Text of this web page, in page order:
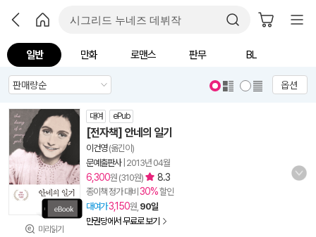
일반 만화 로맨스 판무 BL
옵션
미리읽기
대여 ePub
[전자책] 안네의 일기
이건영(옮긴이)
문예출판사| 2013년 04월
6,300원 (310원) 8.3
종이책 정가 대비 30%할인
대여가3,150원, 90일
만권당에서 무료로 보기